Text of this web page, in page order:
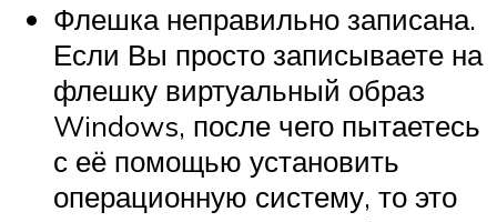
Флешка неправильно записана.
Если Вы просто записываете на
флешку виртуальный образ
Windows, после чего пытаетесь
с её помощью установить
операционную систему, то это